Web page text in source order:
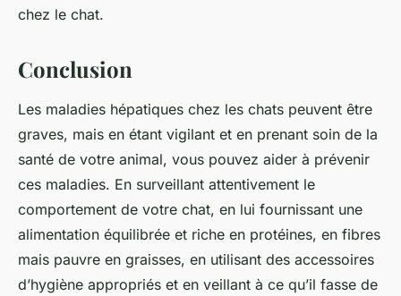
chez le chat.
Conclusion
Les maladies hépatiques chez les chats peuvent être
graves, mais en étant vigilant et en prenant soin de la
santé de votre animal, vous pouvez aider à prévenir
ces maladies. En surveillant attentivement le
comportement de votre chat, en lui fournissant une
alimentation équilibrée et riche en protéines, en fibres
mais pauvre en graisses, en utilisant des accessoires
d’hygiène appropriés et en veillant à ce qu’il fasse de